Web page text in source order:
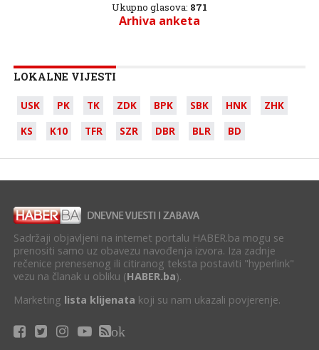
Ukupno glasova: 871
Arhiva anketa
LOKALNE VIJESTI
USK PK TK ZDK BPK SBK HNK
ZHK
KS
K10 TFR SZR DBR BLR BD
Sadržaji objavljeni na internet portalu HABER.ba mogu se
prenositi samo uz obavezu navođenja izvora. Iza zadnje
rečenice prenesenog ili citiranog teksta postaviti "hyperlink"
vezu na članak u obliku (HABER.ba).
Marketing lista klijenata koji su nam ukazali povjerenje.
ok